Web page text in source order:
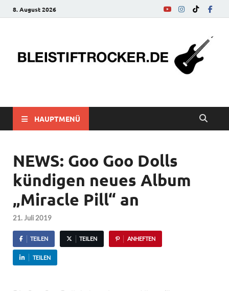
8. August 2026
bleistiftrocker.de
HAUPTMENÜ
NEWS: Goo Goo Dolls
kündigen neues Album
„Miracle Pill“ an
21. Juli 2019
TEILEN TEILEN ANHEFTEN
TEILEN